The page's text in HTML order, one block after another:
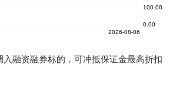
融资融券标的，可冲抵保证金最高折扣